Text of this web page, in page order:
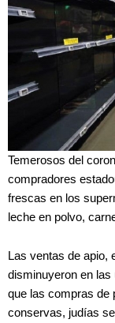
Temerosos del
compradores
frescas en los
leche en polvo,
Las ventas de apio,
disminuyeron en
que las compras de
conservas, judías